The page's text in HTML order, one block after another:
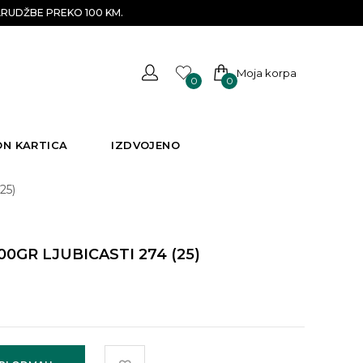
PREKO 100 KM.
0 0
Moja korpa
KARTICA IZDVOJENO
LJUBICASTI 274 (25)